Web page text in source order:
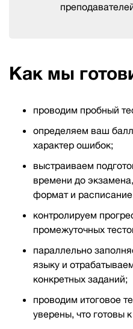
Как мы
проводим пробный
определяем ваш
характер ошибок;
выстраиваем
времени до
формат и
контролируем
промежуточных
параллельно
языку и
конкретных заданий;
проводим итоговое
уверены, что готовы